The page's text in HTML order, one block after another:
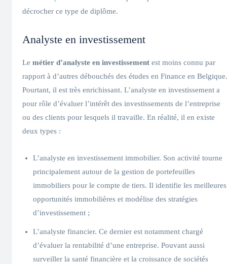
décrocher ce type de diplôme.
Analyste en investissement
Le métier d’analyste en investissement est moins connu par
rapport à d’autres débouchés des études en Finance en Belgique.
Pourtant, il est très enrichissant. L’analyste en investissement a
pour rôle d’évaluer l’intérêt des investissements de l’entreprise
ou des clients pour lesquels il travaille. En réalité, il en existe
deux types :
L’analyste en investissement immobilier. Son activité tourne
principalement autour de la gestion de portefeuilles
immobiliers pour le compte de tiers. Il identifie les meilleures
opportunités immobilières et modélise des stratégies
d’investissement ;
L’analyste financier. Ce dernier est notamment chargé
d’évaluer la rentabilité d’une entreprise. Pouvant aussi
surveiller la santé financière et la croissance de sociétés